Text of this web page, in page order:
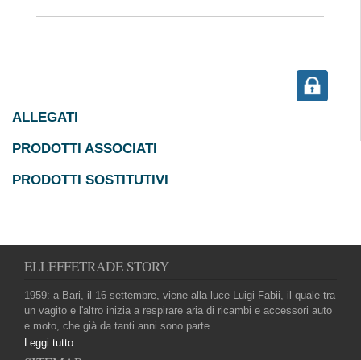
ALLEGATI
PRODOTTI ASSOCIATI
PRODOTTI SOSTITUTIVI
ELLEFFETRADE STORY
1959: a Bari, il 16 settembre, viene alla luce Luigi Fabii, il quale tra
un vagito e l'altro inizia a respirare aria di ricambi e accessori auto
e moto, che già da tanti anni sono parte...
Leggi tutto